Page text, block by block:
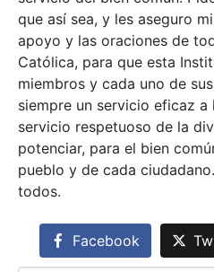
que así sea, y les aseguro
apoyo y las oraciones de
Católica, para que esta
miembros y cada uno de
siempre un servicio eficaz a
servicio respetuoso de la
potenciar, para el bien
pueblo y de cada
todos.
Facebook